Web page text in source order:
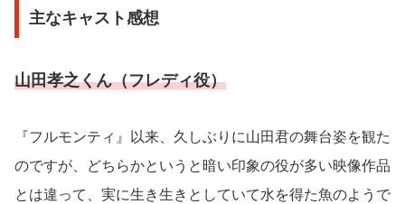
主なキャスト感想
山田孝之くん（フレディ役）
『フルモンティ』以来、久しぶりに山田君の舞台姿を観た
のですが、どちらかというと暗い印象の役が多い映像作品
とは違って、実に生き生きとしていて水を得た魚のようで